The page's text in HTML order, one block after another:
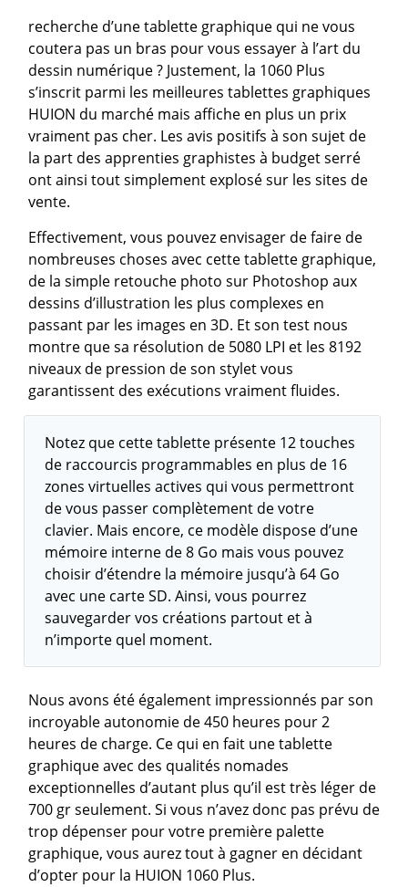
recherche d’une tablette graphique qui ne vous
coutera pas un bras pour vous essayer à l’art du
dessin numérique ? Justement, la 1060 Plus
s’inscrit parmi les meilleures tablettes graphiques
HUION du marché mais affiche en plus un prix
vraiment pas cher. Les avis positifs à son sujet de
la part des apprenties graphistes à budget serré
ont ainsi tout simplement explosé sur les sites de
vente.
Effectivement, vous pouvez envisager de faire de
nombreuses choses avec cette tablette graphique,
de la simple retouche photo sur Photoshop aux
dessins d’illustration les plus complexes en
passant par les images en 3D. Et son test nous
montre que sa résolution de 5080 LPI et les 8192
niveaux de pression de son stylet vous
garantissent des exécutions vraiment fluides.
Notez que cette tablette présente 12 touches
de raccourcis programmables en plus de 16
zones virtuelles actives qui vous permettront
de vous passer complètement de votre
clavier. Mais encore, ce modèle dispose d’une
mémoire interne de 8 Go mais vous pouvez
choisir d’étendre la mémoire jusqu’à 64 Go
avec une carte SD. Ainsi, vous pourrez
sauvegarder vos créations partout et à
n’importe quel moment.
Nous avons été également impressionnés par son
incroyable autonomie de 450 heures pour 2
heures de charge. Ce qui en fait une tablette
graphique avec des qualités nomades
exceptionnelles d’autant plus qu’il est très léger de
700 gr seulement. Si vous n’avez donc pas prévu de
trop dépenser pour votre première palette
graphique, vous aurez tout à gagner en décidant
d’opter pour la HUION 1060 Plus.